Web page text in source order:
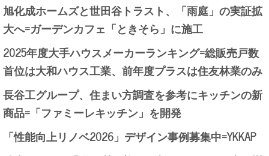
旭化成ホームズと世田谷トラスト、「雨庭」の実証拡
大へ=ガーデンカフェ「ときそら」に施工
2025年度大手ハウスメーカーランキング=総販売戸数
首位は大和ハウス工業、前年度プラスは住友林業のみ
長谷工グループ、住まい方調査を参考にキッチンの新
商品=「ファミーレキッチン」を開発
「性能向上リノベ2026」デザイン事例募集中=YKKAP